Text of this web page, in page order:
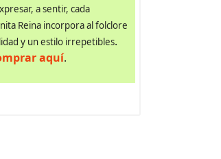
a sentir, cada
Reina incorpora al folclore
y un estilo irrepetibles.
aquí.